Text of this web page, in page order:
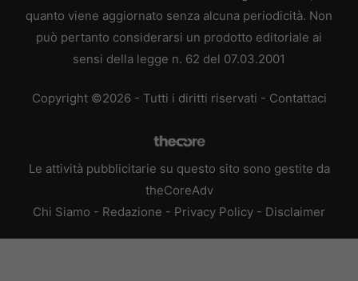
quanto viene aggiornato senza alcuna periodicità. Non
può pertanto considerarsi un prodotto editoriale ai
sensi della legge n. 62 del 07.03.2001
Copyright ©2026 - Tutti i diritti riservati - Contattaci
Le attività pubblicitarie su questo sito sono gestite da
theCoreAdv
Chi Siamo - Redazione - Privacy Policy - Disclaimer